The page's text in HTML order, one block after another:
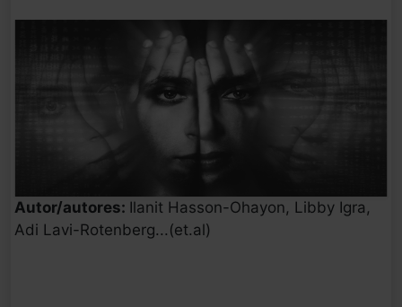
Autor/autores: Ilanit Hasson-Ohayon, Libby Igra,
Adi Lavi-Rotenberg...(et.al)